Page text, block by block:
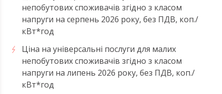
непобутових споживачів згідно з класом
напруги на серпень 2026 року, без ПДВ, коп./
кВт*год
Ціна на універсальні послуги для малих
непобутових споживачів згідно з класом
напруги на липень 2026 року, без ПДВ, коп./
кВт*год